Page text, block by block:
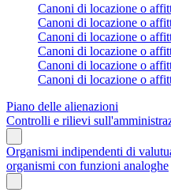
Canoni di locazione o
Canoni di locazione o
Canoni di locazione o
Canoni di locazione o
Canoni di locazione o
Canoni di locazione o
Piano delle alienazioni
Controlli e rilievi
Organismi indipendenti di
organismi con funzioni analoghe